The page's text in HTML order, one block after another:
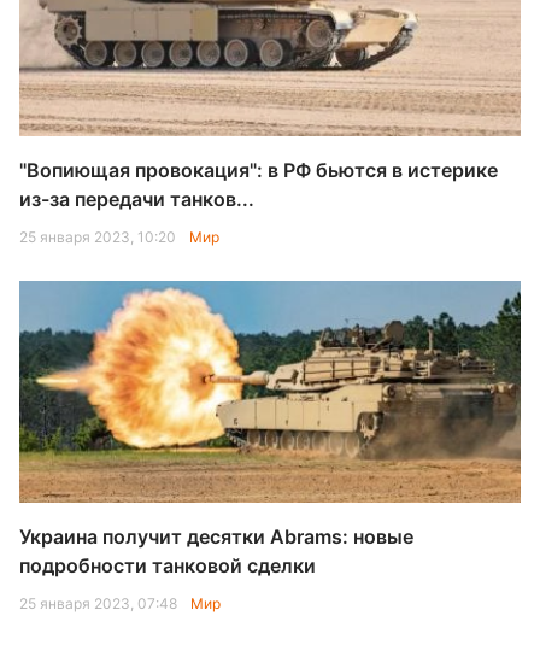
"Вопиющая провокация": в РФ бьются в истерике
из-за передачи танков...
25 января 2023, 10:20 Мир
Украина получит десятки Abrams: новые
подробности танковой сделки
25 января 2023, 07:48 Мир